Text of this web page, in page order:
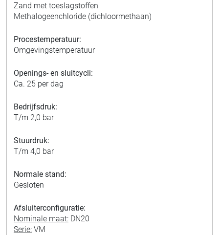
Zand met toeslagstoffen
Methalogeenchloride (dichloormethaan)
Procestemperatuur:
Omgevingstemperatuur
Openings- en sluitcycli:
Ca. 25 per dag
Bedrijfsdruk:
T/m 2,0 bar
Stuurdruk:
T/m 4,0 bar
Normale stand:
Gesloten
Afsluiterconfiguratie:
Nominale maat: DN20
Serie: VM